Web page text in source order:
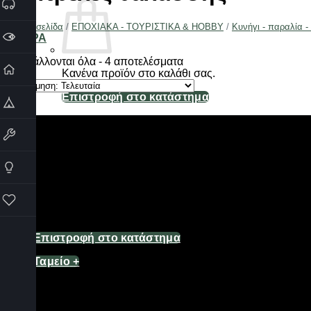
Κανένα προϊόν στο καλάθι σας.
Επιστροφή στο κατάστημα
Επιστροφή στο κατάστημα
Ταμείο +
Αρχική σελίδα / ΕΠΟΧΙΑΚΑ - ΤΟΥΡΙΣΤΙΚΑ & HOBBY / Κυνήγι - παραλία
ΦΙΛΤΡΑ
Προβάλλονται όλα - 4 αποτελέσματαSorted
by
latest